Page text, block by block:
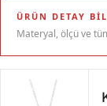
ÜRÜN DETAY
Materyal, ölçü ve